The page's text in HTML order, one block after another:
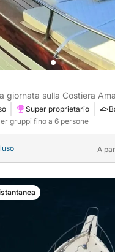
giornata sulla Costiera
Super proprietario
gruppi fino a 6 persone
A